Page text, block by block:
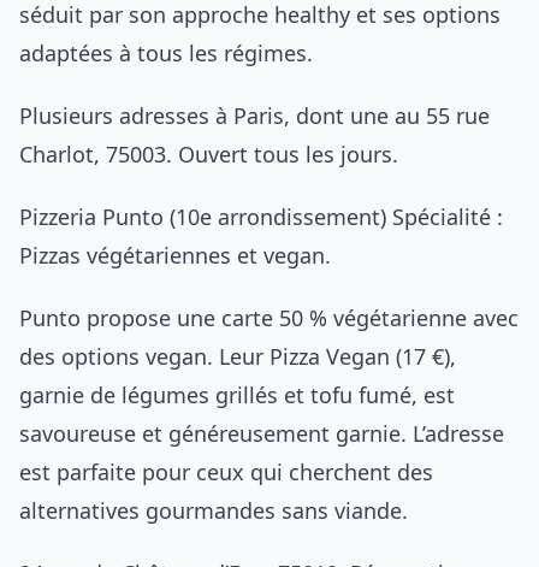
séduit par son approche healthy et ses options
adaptées à tous les régimes.
Plusieurs adresses à Paris, dont une au 55 rue
Charlot, 75003. Ouvert tous les jours.
Pizzeria Punto (10e arrondissement) Spécialité :
Pizzas végétariennes et vegan.
Punto propose une carte 50 % végétarienne avec
des options vegan. Leur Pizza Vegan (17 €),
garnie de légumes grillés et tofu fumé, est
savoureuse et généreusement garnie. L’adresse
est parfaite pour ceux qui cherchent des
alternatives gourmandes sans viande.